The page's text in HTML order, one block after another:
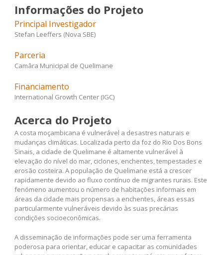
Informações do Projeto
Principal Investigador
Stefan Leeffers (Nova SBE)
Parceria
Camâra Municipal de Quelimane
Financiamento
International Growth Center (IGC)
Acerca do Projeto
A costa moçambicana é vulnerável a desastres naturais e
mudanças climáticas. Localizada perto da foz do Rio Dos Bons
Sinais, a cidade de Quelimane é altamente vulnerável à
elevação do nível do mar, ciclones, enchentes, tempestades e
erosão costeira. A população de Quelimane está a crescer
rapidamente devido ao fluxo contínuo de migrantes rurais. Este
fenómeno aumentou o número de habitações informais em
áreas da cidade mais propensas a enchentes, áreas essas
particularmente vulneráveis devido às suas precárias
condições socioeconômicas.
A disseminação de informações pode ser uma ferramenta
poderosa para orientar, educar e capacitar as comunidades